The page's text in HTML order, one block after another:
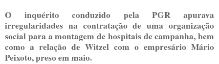
O inquérito conduzido pela PGR apurava
irregularidades na contratação de uma organização
social para a montagem de hospitais de campanha, bem
como a relação de Witzel com o empresário Mário
Peixoto, preso em maio.